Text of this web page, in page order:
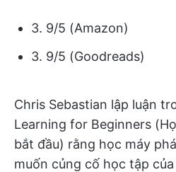
3. 9/5 (Amazon)
3. 9/5 (Goodreads)
Chris Sebastian lập luận
Learning for Beginners
bắt đầu) rằng học máy
muốn củng cố học tập